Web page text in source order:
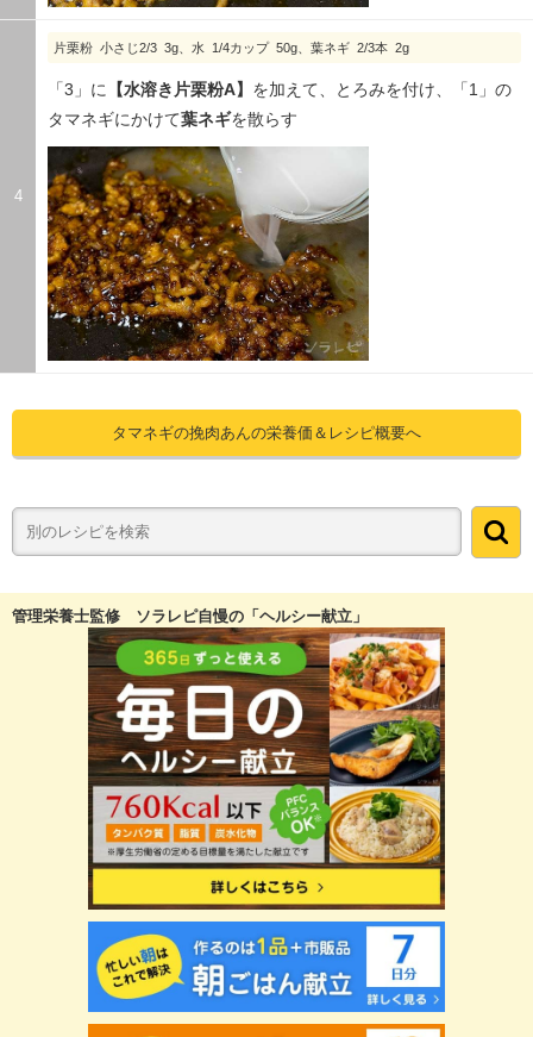
4
片栗粉 小さじ2/3 3g、水 1/4カップ 50g、葉ネギ 2/3本 2g
「3」に 【水溶き片栗粉A】 を加えて、とろみを付け、「1」の
タマネギにかけて葉ネギを散らす
タマネギの挽肉あんの栄養価＆レシピ概要へ
管理栄養士監修 ソラレピ自慢の「ヘルシー献立」